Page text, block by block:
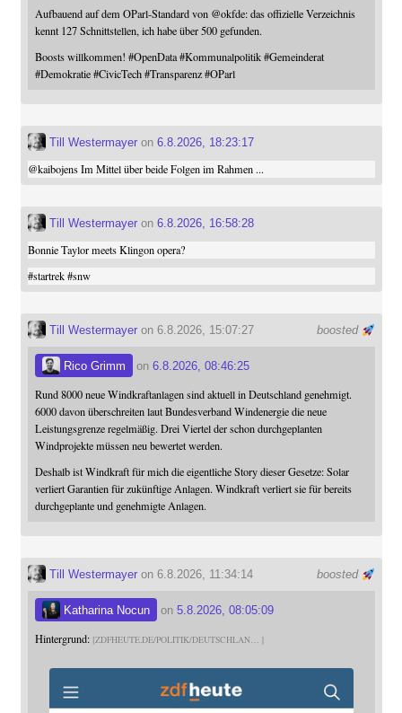
Aufbauend auf dem OParl-Standard von @okfde: das offizielle Verzeichnis
kennt 127 Schnittstellen, ich habe über 500 gefunden.
Boosts willkommen! #OpenData #Kommunalpolitik #Gemeinderat
#Demokratie #CivicTech #Transparenz #OParl
Till Westermayeron 6.8.2026, 18:23:17
@kaibojensIm Mittel über beide Folgen im Rahmen ...
Till Westermayeron 6.8.2026, 16:58:28
Bonnie Taylor meets Klingon opera?
#startrek #snw
boosted
Till Westermayeron 6.8.2026, 15:07:27
Rico Grimm on 6.8.2026, 08:46:25
Rund 8000 neue Windkraftanlagen sind aktuell in Deutschland genehmigt.
6000 davon überschreiten laut Bundesverband Windenergie die neue
Leistungsgrenze regelmäßig. Drei Viertel der schon durchgeplanten
Windprojekte müssen neu bewertet werden.
Deshalb ist Windkraft für mich die eigentliche Story dieser Gesetze: Solar
verliert Garantien für zukünftige Anlagen. Windkraft verliert sie für bereits
durchgeplante und genehmigte Anlagen.
boosted
Till Westermayeron 6.8.2026, 11:34:14
Katharina Nocun on 5.8.2026, 08:05:09
Hintergrund: ZDFHEUTE.DE/POLITIK/DEUTSCHLAN